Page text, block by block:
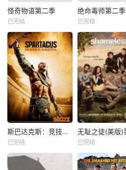
怪奇物语第二季
已完结
绝命毒师第二季
已完结
斯巴达克斯：竞技场之神
已完结 已完结